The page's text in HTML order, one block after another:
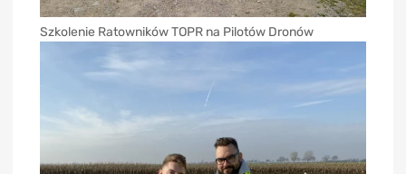
Szkolenie Ratowników TOPR na Pilotów Dronów